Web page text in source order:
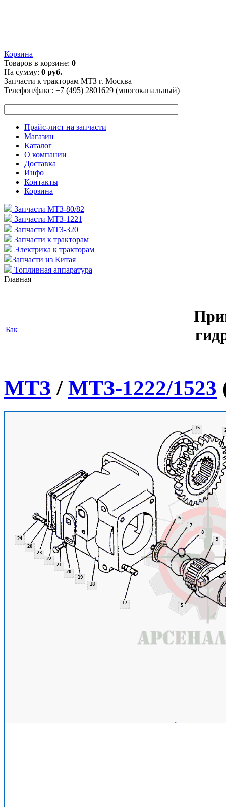
Корзина
Товаров в корзине: 0
На сумму: 0 руб.
Запчасти к тракторам МТЗ г. Москва
Телефон/факс: +7 (495) 2801629 (многоканальный)
Прайс-лист на запчасти
Магазин
Каталог
О компании
Доставка
Инфо
Контакты
Корзина
Запчасти МТЗ-80/82
Запчасти МТЗ-1221
Запчасти МТЗ-320
Запчасти к тракторам
Электрика к тракторам
Запчасти из Китая
Топливная аппаратура
Главная
Бак
МТЗ / МТЗ-1222/1523
5
6
7
8
9
15
17
18
19
20
20
21
22
23
24